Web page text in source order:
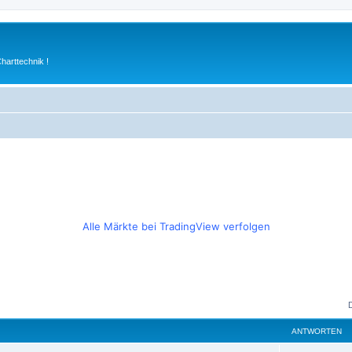
!
Alle Märkte bei TradingView verfolgen
ANTWORTEN